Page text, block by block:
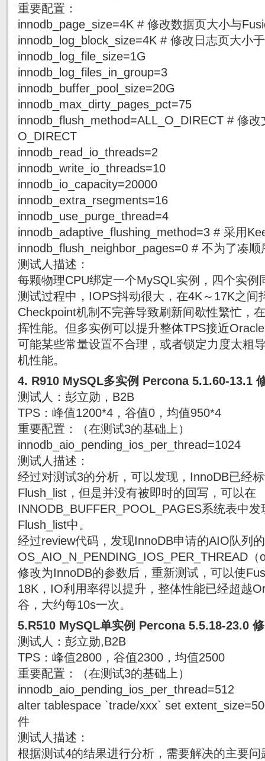
重要配置：
innodb_page_size=4K # 修改数据页大小与
innodb_log_block_size=4K # 修改日志页大小
innodb_log_file_size=1G
innodb_log_files_in_group=3
innodb_buffer_pool_size=20G
innodb_max_dirty_pages_pct=75
innodb_flush_method=ALL_O_DIRECT # 修
O_DIRECT
innodb_read_io_threads=2
innodb_write_io_threads=10
innodb_io_capacity=20000
innodb_extra_rsegments=16
innodb_use_purge_thread=4
innodb_adaptive_flushing_method=3 # 采用
innodb_flush_neighbor_pages=0 # 不为了凑
测试人描述：
每颗物理CPU绑定一个MySQL实例，四个实例
测试过程中，IOPS抖动很大，在4K～17K之间
Checkpoint机制不完善导致刷新间歇性繁忙，
挥性能。但多实例可以提升整体TPS接近
可能某些常量设置不合理，或者锁定力度太粗
机性能。
4. R910 MySQL多实例 Percona 5.1.60-13.1
测试人：彭立勋，B2B
TPS：峰值1200*4，谷值0，均值950*4
重要配置：（在测试3的基础上）
innodb_aio_pending_ios_per_thread=1024
测试人描述：
经过对测试3的分析，可以发现，InnoDB已经
Flush_list，但是并没有被即时的回写，可以在
INNODB_BUFFER_POOL_PAGES系统表中
Flush_list中。
经过review代码，发现InnoDB申请的AIO队列
OS_AIO_N_PENDING_IOS_PER_THREAD
修改为InnoDB的参数后，重新测试，可以使
18K，IO利用率得以提升，整体性能已经超越
谷，大约每10s一次。
5.R510 MySQL单实例 Percona 5.5.18-23.0
测试人：彭立勋,B2B
TPS：峰值2800，谷值2300，均值2500
重要配置：（在测试3的基础上）
innodb_aio_pending_ios_per_thread=512
alter tablespace `trade/xxx` set
件
测试人描述：
根据测试4的结果进行分析，需要解决的主要